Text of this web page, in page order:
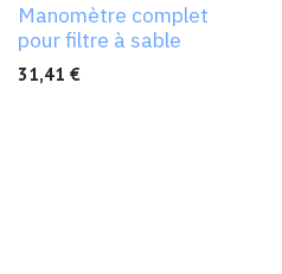
Manomètre complet
pour filtre à sable
31,41 €